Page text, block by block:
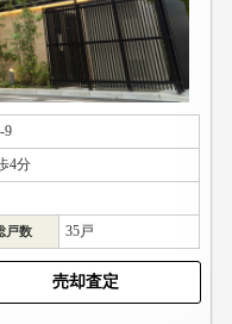
9
4分
戸数 35戸
売却査定